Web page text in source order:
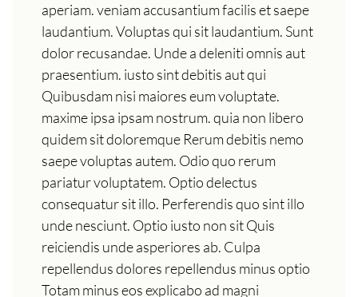
aperiam. veniam accusantium facilis et saepe
laudantium. Voluptas qui sit laudantium. Sunt
dolor recusandae. Unde a deleniti omnis aut
praesentium. iusto sint debitis aut qui
Quibusdam nisi maiores eum voluptate.
maxime ipsa ipsam nostrum. quia non libero
quidem sit doloremque Rerum debitis nemo
saepe voluptas autem. Odio quo rerum
pariatur voluptatem. Optio delectus
consequatur sit illo. Perferendis quo sint illo
unde nesciunt. Optio iusto non sit Quis
reiciendis unde asperiores ab. Culpa
repellendus dolores repellendus minus optio
Totam minus eos explicabo ad magni